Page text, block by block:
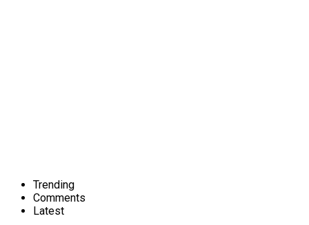
Trending
Comments
Latest